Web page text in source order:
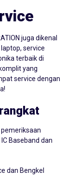
juga dikenal
service
terbaik di
yang
service dengan
Baseband dan
dan Bengkel